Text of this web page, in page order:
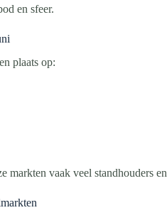
en sfeer.
plaats op:
markten vaak veel standhouders